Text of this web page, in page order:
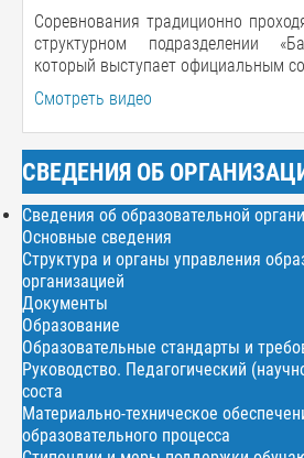
Соревнования традиционно
структурном подразделении
который выступает официальным
Смотреть видео
СВЕДЕНИЯ ОБ
Сведения об образовательной
Основные сведения
Структура и органы управления
организацией
Документы
Образование
Образовательные стандарты и
Руководство. Педагогический
соста
Материально-техническое
образовательного процесса